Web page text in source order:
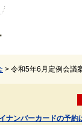
> 令和5年6月定例会議
ナンバーカードの予約